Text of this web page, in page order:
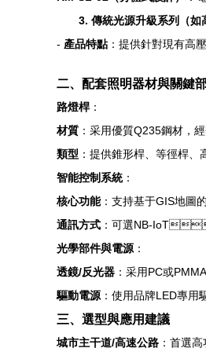
3. 傳統光源升級系列（如
- 產品特點：提供針對現有高壓
二、配套照明器材與關鍵
路燈桿：
材質 ：采用優質Q235鋼材，經
類型 ：提供錐形桿、等徑桿
智能控制系統：
核心功能：支持基于GIS地圖的
通訊方式 ：可選NB-IoT
光學部件與電源 ：
透鏡/反光器 ：采用PC或
驅動電源 ：使用品牌LED專用驅
三、選型與應用建議
城市主干道/高速公路 ：首選